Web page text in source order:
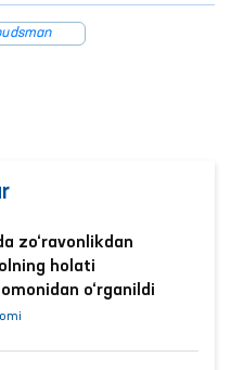
zo‘ravonlikdan
holati
o‘rganildi